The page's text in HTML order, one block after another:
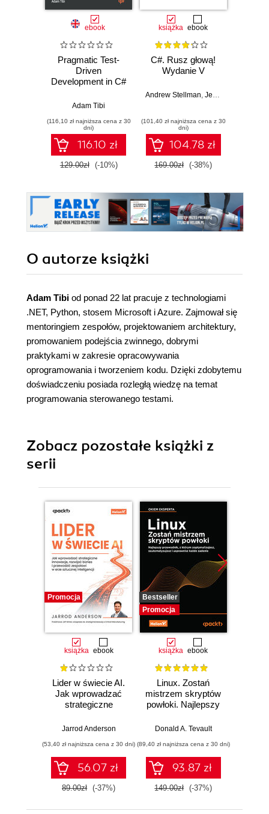
ebook
Pragmatic Test-
Driven
Development in C#
loosely coupled,
high-quality code
with DDD using
familiar tools and
libraries
Adam Tibi
(116,10 zł najniższa cena z 30
dni)
116.10 zł
129.00zł (-10%)
książka ebook
C#. Rusz głową!
Wydanie V
Andrew Stellman Jennifer Greene
(101,40 zł najniższa cena z 30
dni)
104.78 zł
169.00zł (-38%)
O autorze książki
Adam Tibi od ponad 22 lat pracuje z technologiami
.NET, Python, stosem Microsoft i Azure. Zajmował się
mentoringiem zespołów, projektowaniem architektury,
promowaniem podejścia zwinnego, dobrymi
praktykami w zakresie opracowywania
oprogramowania i tworzeniem kodu. Dzięki zdobytemu
doświadczeniu posiada rozległą wiedzę na temat
programowania sterowanego testami.
Zobacz pozostałe książki z
serii
Promocja
książka ebook
Lider w świecie AI.
Jak wprowadzać
strategiczne
biznes i
zespołowi w erze
sztucznej
inteligencji
Jarrod Anderson
(53,40 zł najniższa cena z 30 dni)
56.07 zł
89.00zł (-37%)
Bestseller
Promocja
książka ebook
Linux. Zostań
mistrzem skryptów
powłoki. Najlepszy
którym
zautomatyzujesz i
usprawnisz każde
zadanie
Donald A. Tevault
(89,40 zł najniższa cena z 30 dni)
93.87 zł
149.00zł (-37%)